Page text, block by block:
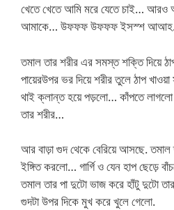
খেতে খেতে আমি মরে যেতে চাই…
আমাকে… উফফফ উফফফ ইসস্শ
তমাল তার শরীর এর সমস্ত শক্তি দিয়ে
পায়েরউপর ভর দিয়ে শরীর তুলে ঠাপ
থাই ক্লান্ত হয়ে পড়লো… কাঁপতে লাগলো
তার শরীর…
আর বাড়া গুদ থেকে বেরিয়ে আসছে. তমাল
ইঙ্গিত করলো… গার্গি ও যেন হাপ ছেড়ে
তমাল তার পা দুটো ভাজ করে হাঁটু দুটো
গুদটা উপর দিকে মুখ করে খুলে গেলো.